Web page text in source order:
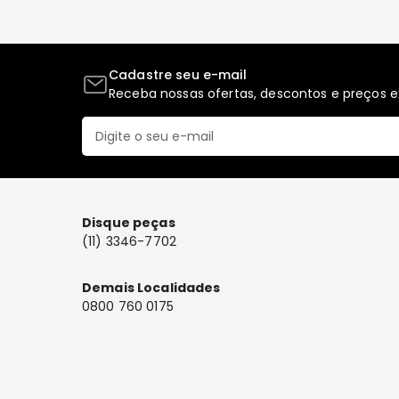
Cadastre seu e-mail
Receba nossas ofertas, descontos e preços
Disque peças
(11) 3346-7702
Demais Localidades
0800 760 0175